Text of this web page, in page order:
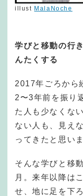
illust MalaNoche
学びと移動の行
んたくする
2017年ごろから
2〜3年前を振り
た人も少なくな
ない人も、見え
ってきたと思いま
そんな学びと移
月。来年以降は
せ、地に足を下